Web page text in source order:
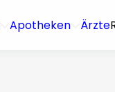
Apotheken Ärzte